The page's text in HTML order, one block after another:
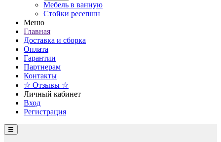
Мебель в ванную
Стойки ресепшн
Меню
Главная
Доставка и сборка
Оплата
Гарантии
Партнерам
Контакты
☆ Отзывы ☆
Личный кабинет
Вход
Регистрация
☰